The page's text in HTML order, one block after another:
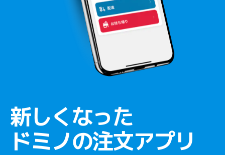
新しくなった
ドミノの注文アプリ